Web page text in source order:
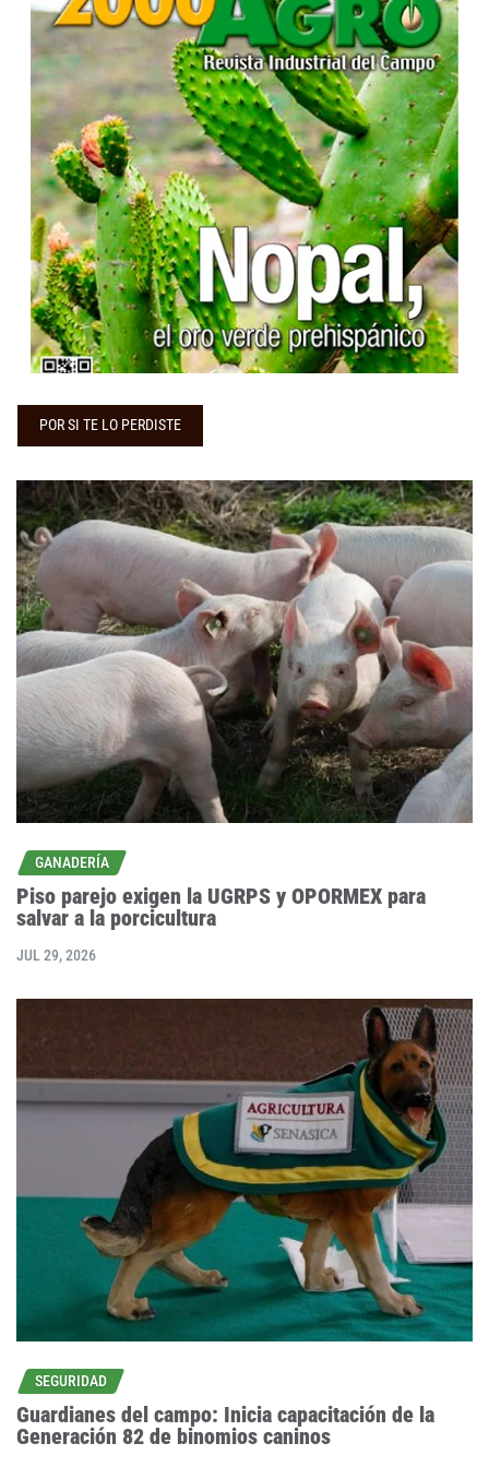
POR SI TE LO PERDISTE
GANADERÍA
Piso parejo exigen la UGRPS y OPORMEX para
salvar a la porcicultura
JUL 29, 2026
SEGURIDAD
Guardianes del campo: Inicia capacitación de la
Generación 82 de binomios caninos